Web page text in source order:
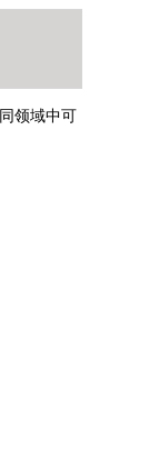
同领域中可